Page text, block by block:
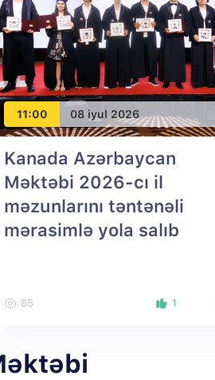
11:00 08 iyul 2026
Kanada Azərbaycan
Məktəbi 2026-cı il
məzunlarını təntənəli
mərasimlə yola salıb
85 1